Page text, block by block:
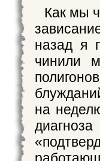
Как мы
назад я
чинили
на